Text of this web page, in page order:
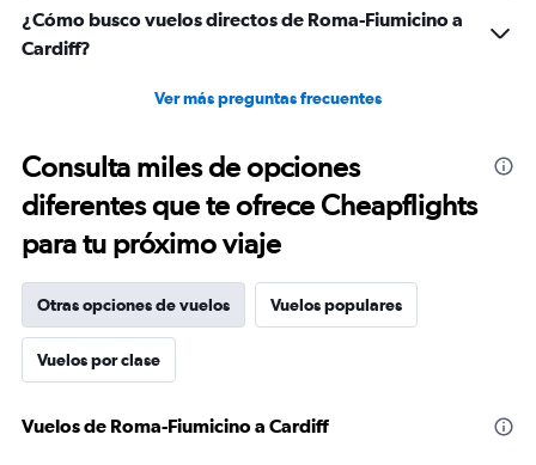
¿Cómo busco vuelos directos de Roma-Fiumicino a
Cardiff?
Ver más preguntas frecuentes
Consulta miles de opciones
diferentes que te ofrece Cheapflights
para tu próximo viaje
Otras opciones de vuelos Vuelos populares
Vuelos por clase
Vuelos de Roma-Fiumicino a Cardiff